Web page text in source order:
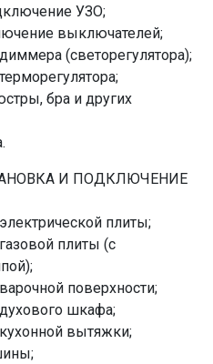
УЗО;
выключателей;
(светорегулятора);
бра и других
И ПОДКЛЮЧЕНИЕ
плиты;
плиты (с
поверхности;
шкафа;
вытяжки;